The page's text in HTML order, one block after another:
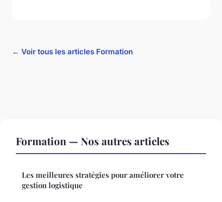
← Voir tous les articles Formation
Formation — Nos autres articles
Les meilleures stratégies pour améliorer votre
gestion logistique